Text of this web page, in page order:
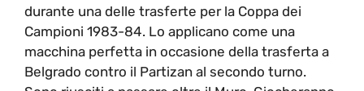
durante una delle trasferte per la Coppa dei
Campioni 1983-84. Lo applicano come una
macchina perfetta in occasione della trasferta a
Belgrado contro il Partizan al secondo turno.